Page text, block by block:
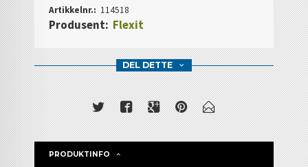
Artikkelnr.: 114518
Produsent: Flexit
DEL DETTE
PRODUKTINFO